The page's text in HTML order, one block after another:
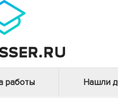
работы Нашли